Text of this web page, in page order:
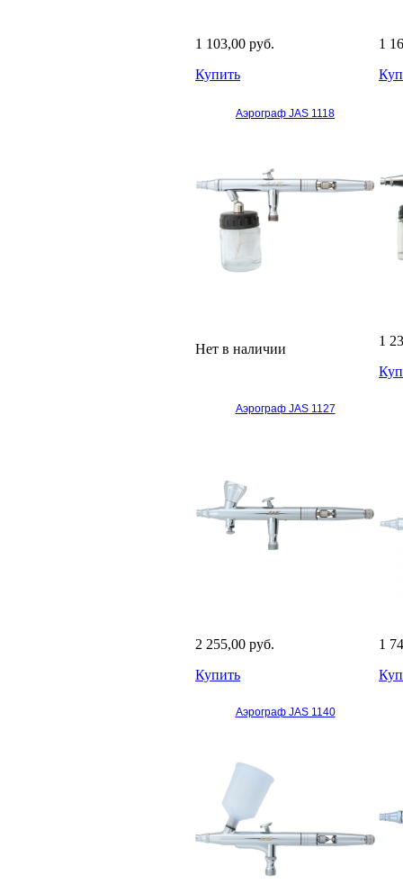
1 103,00 руб.
Купить
1
Аэрограф JAS 1118
Нет в наличии
1
Аэрограф JAS 1127
2 255,00 руб.
Купить
1
Аэрограф JAS 1140